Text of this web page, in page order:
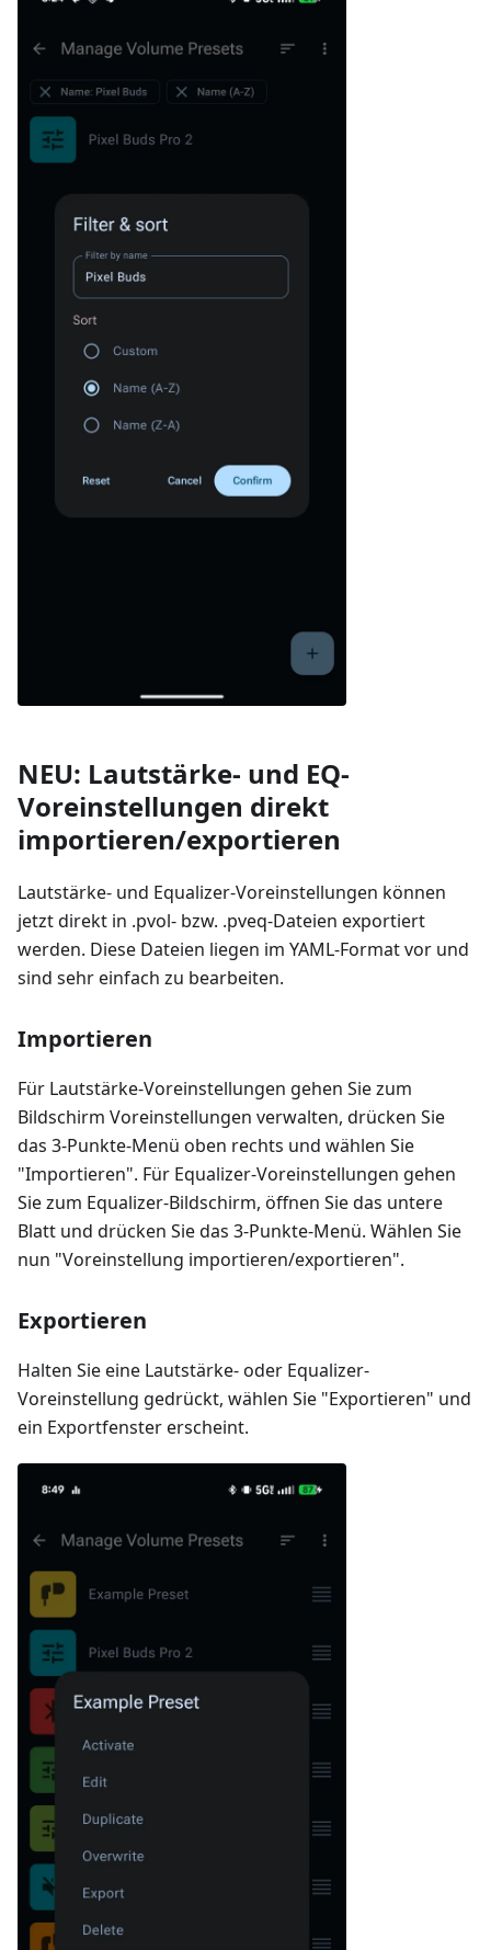
NEU: Lautstärke- und EQ-
Voreinstellungen direkt
importieren/exportieren
Lautstärke- und Equalizer-Voreinstellungen können
jetzt direkt in .pvol- bzw. .pveq-Dateien exportiert
werden. Diese Dateien liegen im YAML-Format vor und
sind sehr einfach zu bearbeiten.
Importieren
Für Lautstärke-Voreinstellungen gehen Sie zum
Bildschirm Voreinstellungen verwalten, drücken Sie
das 3-Punkte-Menü oben rechts und wählen Sie
"Importieren". Für Equalizer-Voreinstellungen gehen
Sie zum Equalizer-Bildschirm, öffnen Sie das untere
Blatt und drücken Sie das 3-Punkte-Menü. Wählen Sie
nun "Voreinstellung importieren/exportieren".
Exportieren
Halten Sie eine Lautstärke- oder Equalizer-
Voreinstellung gedrückt, wählen Sie "Exportieren" und
ein Exportfenster erscheint.